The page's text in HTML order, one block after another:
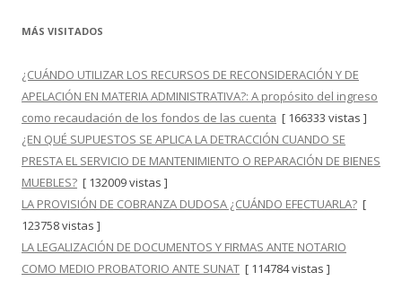
MÁS VISITADOS
¿CUÁNDO UTILIZAR LOS RECURSOS DE RECONSIDERACIÓN Y DE
APELACIÓN EN MATERIA ADMINISTRATIVA?: A propósito del ingreso
como recaudación de los fondos de las cuenta [ 166333 vistas ]
¿EN QUÉ SUPUESTOS SE APLICA LA DETRACCIÓN CUANDO SE
PRESTA EL SERVICIO DE MANTENIMIENTO O REPARACIÓN DE BIENES
MUEBLES? [ 132009 vistas ]
LA PROVISIÓN DE COBRANZA DUDOSA ¿CUÁNDO EFECTUARLA? [
123758 vistas ]
LA LEGALIZACIÓN DE DOCUMENTOS Y FIRMAS ANTE NOTARIO
COMO MEDIO PROBATORIO ANTE SUNAT [ 114784 vistas ]